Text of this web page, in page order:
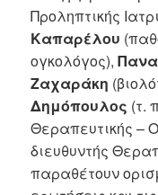
Προληπτικής
Καπαρέλου
ογκολόγος),
Ζαχαράκη
Δημόπουλος (τ.
Θεραπευτικής –
διευθυντής
παραθέτουν